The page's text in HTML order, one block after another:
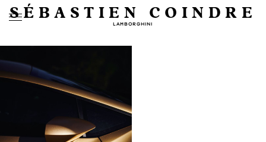
SÉBASTIEN COINDRE
LAMBORGHINI